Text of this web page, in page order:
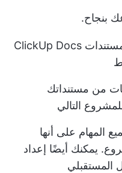
: اكتب وثائقك على مستندات ClickUp Docs
من مستنداتك
التالي
المهام على أنها
يمكنك أيضًا إعداد
المستقبلي